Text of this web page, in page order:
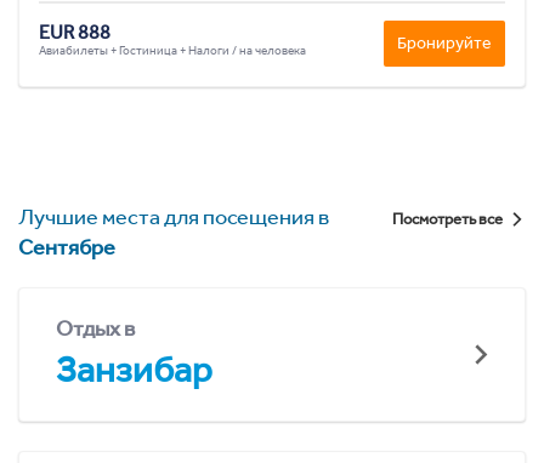
EUR 888
Авиабилеты + Гостиница + Налоги / на человека Бронируйте
Лучшие места для посещения в
Сентябре
Посмотреть все
Отдых в
Занзибар